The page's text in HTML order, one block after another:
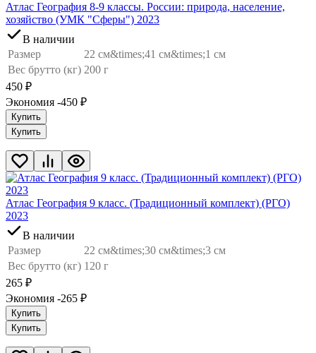
Атлас География 8-9 классы. России: природа, население,
хозяйство (УМК "Сферы") 2023
В наличии
Размер
22 см&times;41 см&times;1 см
Вес брутто (кг) 200 г
450 ₽
Экономия -450 ₽
Купить
Купить
Атлас География 9 класс. (Традиционный комплект) (РГО)
2023
В наличии
Размер
22 см&times;30 см&times;3 см
Вес брутто (кг) 120 г
265 ₽
Экономия -265 ₽
Купить
Купить